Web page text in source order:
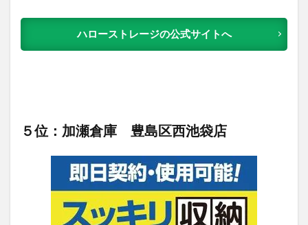
ハローストレージの公式サイトへ
５位：加瀬倉庫 豊島区西池袋店